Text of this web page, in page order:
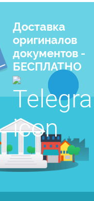
Доставка
оригиналов
документов -
БЕСПЛАТНО